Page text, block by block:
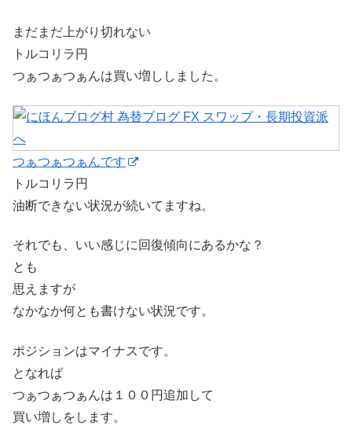
まだまだ上がり切れない
トルコリラ円
つぁつぁつぁんは買い増ししました。
つぁつぁつぁんです
トルコリラ円
油断できない状況が続いてますね。
それでも、いい感じに回復傾向にあるかな？
とも
思えますが
なかなか何とも書けない状況です。
ポジションはマイナスです。
となれば
つぁつぁつぁんは１００円追加して
買い増しをします。